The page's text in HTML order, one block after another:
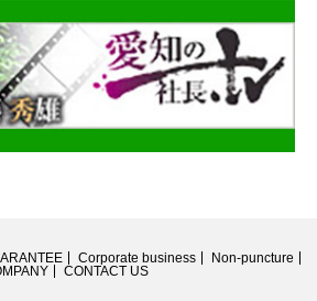
Corporate business
Non-puncture
CONTACT US